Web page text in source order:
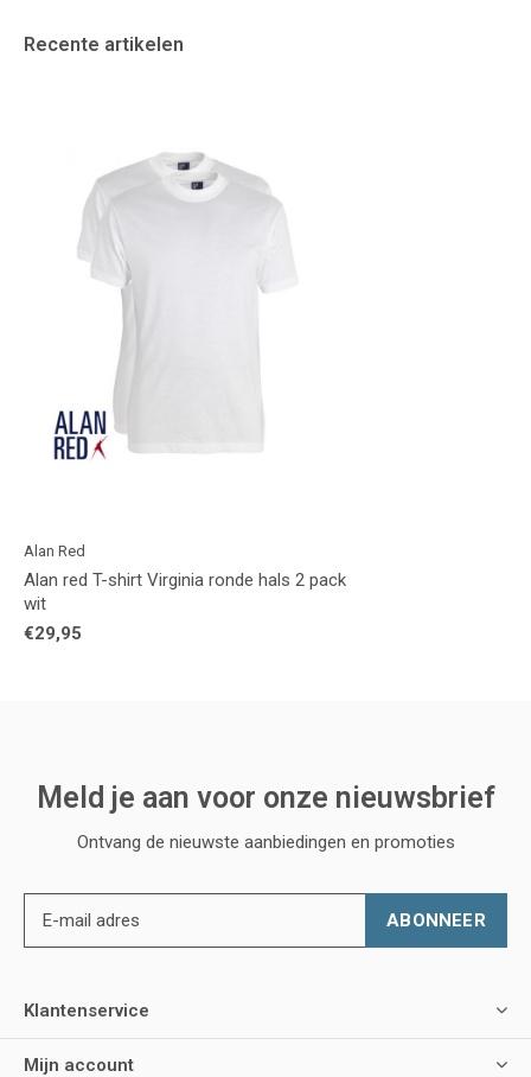
Recente artikelen
Alan Red
Alan red T-shirt Virginia ronde hals 2 pack
wit
€29,95
Meld je aan voor onze nieuwsbrief
Ontvang de nieuwste aanbiedingen en promoties
ABONNEER
Klantenservice
Mijn account